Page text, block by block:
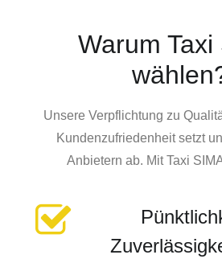
Warum Taxi
Unsere Verpflichtung zu
Kundenzufriedenheit setzt
Anbietern ab. Mit Taxi